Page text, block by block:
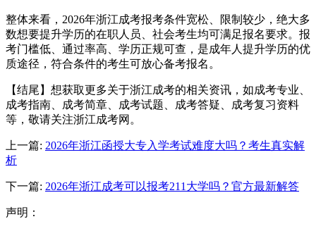
整体来看，2026年浙江成考报考条件宽松、限制较少，绝大多
数想要提升学历的在职人员、社会考生均可满足报名要求。报
考门槛低、通过率高、学历正规可查，是成年人提升学历的优
质途径，符合条件的考生可放心备考报名。
【结尾】想获取更多关于浙江成考的相关资讯，如成考专业、
成考指南、成考简章、成考试题、成考答疑、成考复习资料
等，敬请关注浙江成考网。
上一篇: 2026年浙江函授大专入学考试难度大吗？考生真实解
析
下一篇: 2026年浙江成考可以报考211大学吗？官方最新解答
声明：